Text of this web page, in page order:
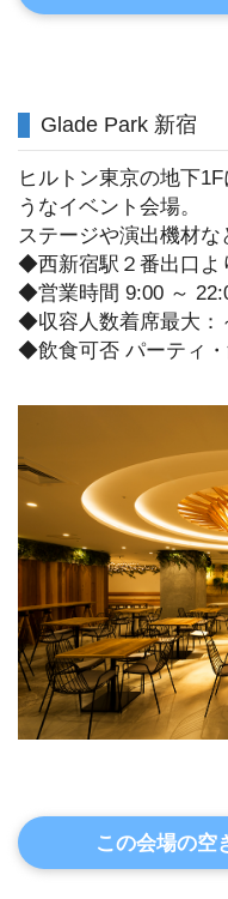
Glade Park 新宿
ヒルトン東京の地下
うなイベント会場。
ステージや演出機材な
◆西新宿駅２番出口よ
◆営業時間 9:00 ～
◆収容人数着席最大：
◆飲食可否 パーティ
この会場の空